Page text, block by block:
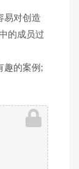
易对创造
的成员过
趣的案例;